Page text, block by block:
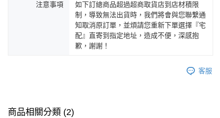
注意事項
如下訂總商品超過超商取貨店到店材積限
制，導致無法出貨時，我們將會與您聯繫通
知取消原訂單，並煩請您重新下單選擇『宅
配』直寄到指定地址，造成不便，深感抱
歉，謝謝！
客服
商品相關分類 (2)